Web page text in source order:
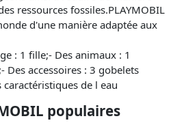
ressources fossiles.PLAYMOBIL
d'une manière adaptée aux
: 1 fille;- Des animaux : 1
Des accessoires : 3 gobelets
de l eau
populaires